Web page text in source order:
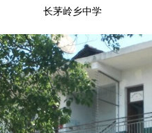
长茅岭乡中学